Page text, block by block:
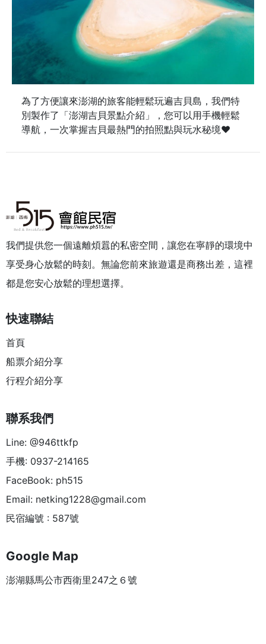
為了方便讓來澎湖的旅客能輕鬆玩遍吉貝島，我們特
別製作了「澎湖吉貝景點介紹」，您可以用手機輕鬆
導航，一次掌握吉貝最熱門的拍照點與玩水秘境♥
我們提供您一個遠離煩囂的私密空間，讓您在寧靜的環境中
享受身心放鬆的時刻。無論您前來旅遊還是商務出差，這裡
都是您安心放鬆的理想選擇。
快速聯結
首頁
船票介紹分享
行程介紹分享
聯系我們
Line: @946ttkfp
手機: 0937-214165
FaceBook: ph515
Email: netking1228@gmail.com
民宿編號 : 587號
Google Map
澎湖縣馬公市西衛里247之６號